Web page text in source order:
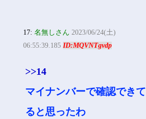
17:名無しさん 2023/06/24(土)
06:55:39.185ID:MQVNTgvdp
>>14
マイナンバーで確認できて
ると思ったわ